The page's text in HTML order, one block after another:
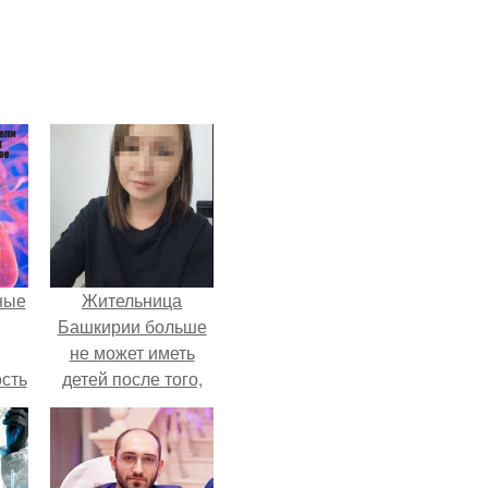
Жительница
Башкирии больше
не может иметь
детей после того,
как медики сделали
ей аборт на шестом
месяце